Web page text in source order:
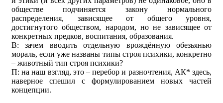
обществе подчиняется закону нормального
распределения, зависящее от общего уровня,
достигнутого обществом, народом, но не зависящее от
конкретных предков, воспитания, образования.
В: зачем вводить отдельную врождённую обезьянью
мораль, если уже названы типы строя психики, конкретно
– животный тип строя психики?
П: на наш взгляд, это – перебор и разночтения, АК* здесь,
наверное спешил с формулированием новых частей
концепции.